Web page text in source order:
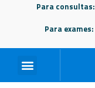
Para consultas:
Para exames: